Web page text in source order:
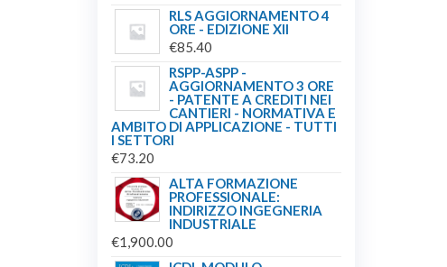
RLS AGGIORNAMENTO 4
ORE - EDIZIONE XII
€85.40
RSPP-ASPP -
AGGIORNAMENTO 3 ORE
- PATENTE A CREDITI NEI
CANTIERI - NORMATIVA E
AMBITO DI APPLICAZIONE - TUTTI
I SETTORI
€73.20
ALTA FORMAZIONE
PROFESSIONALE:
INDIRIZZO INGEGNERIA
INDUSTRIALE
€1,900.00